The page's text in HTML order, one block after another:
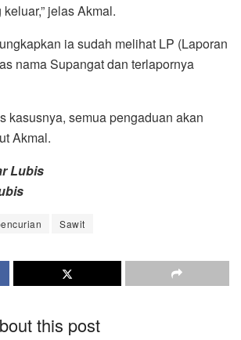
jelas Akmal.
ia sudah melihat LP (Laporan
nama Supangat dan terlapornya
kasusnya, semua pengaduan akan
Akmal.
Lubis
Sawit
this post